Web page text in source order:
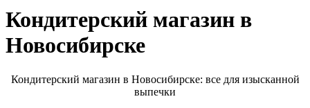
Кондитерский магазин в
Новосибирске
Кондитерский магазин в Новосибирске: все для изысканной
выпечки